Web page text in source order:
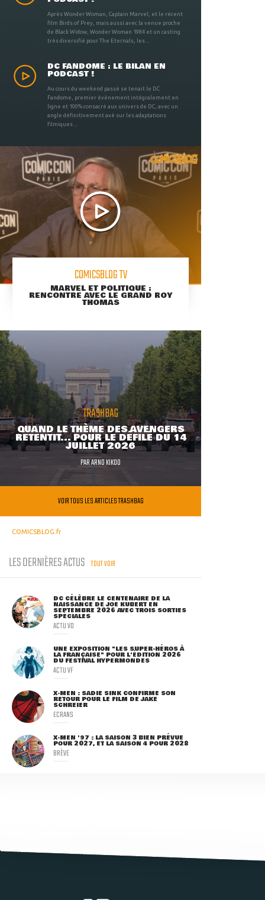
Après Wonder Woman, Captain Marvel, et le récent
film Birds of Prey, mais aussi avec la venue proche
de Black Widow, Wonder Woman 1984 et un casting
très diversifié pour The Eternals, les ...
DC FANDOME : LE BILAN EN
PODCAST !
Au cours du weekend passé se tenait le DC
Fandome, premier évènement intégralement en
ligne et 100% consacré aux univers de DC, avec un
angle définitivement axé sur les adaptations
filmiques ...
COMICSBLOG TV
MARVEL ET POLITIQUE :
RENCONTRE AVEC LE GRAND ROY
THOMAS
TRASHBAG
QUAND LE THÈME DES AVENGERS
RETENTIT... POUR LE DÉFILÉ DU 14
JUILLET 2026
PARARNO KIKOO
VOIR TOUS LES ARTICLES TRASHBAG
COMICSBLOG.fr
LES DERNIÈRES ACTUS TOUT VOIR
DC CÉLÈBRE LE CENTENAIRE DE LA
NAISSANCE DE JOE KUBERT EN
SEPTEMBRE 2026 AVEC TROIS SORTIES
SPÉCIALES
ACTU VO
UNE EXPOSITION "LES SUPER-HÉROS À
LA FRANÇAISE" POUR L'ÉDITION 2026
DU FESTIVAL HYPERMONDES
ACTU VF
X-MEN : SADIE SINK CONFIRME SON
RETOUR POUR LE FILM DE JAKE
SCHREIER
ECRANS
X-MEN '97 : LA SAISON 3 BIEN PRÉVUE
POUR 2027, ET LA SAISON 4 POUR 2028
BRÈVE